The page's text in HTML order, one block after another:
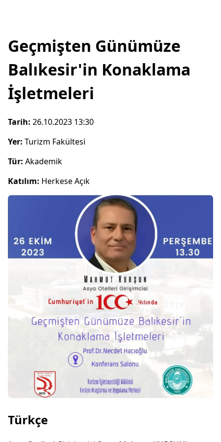
Geçmişten Günümüze
Balıkesir'in Konaklama
İşletmeleri
Tarih: 26.10.2023 13:30
Yer: Turizm Fakültesi
Tür: Akademik
Katılım: Herkese Açık
Türkçe